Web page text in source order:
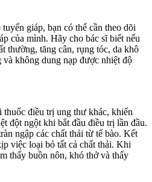
giáp, bạn có thể cần theo dõi
của mình. Hãy cho bác sĩ biết nếu
thường, tăng cân, rụng tóc, da khô
không dung nạp được nhiệt độ
điều trị ung thư khác, khiến
đột ngột khi bắt đầu điều trị lần đầu.
ngập các chất thải từ tế bào. Kết
việc loại bỏ tất cả chất thải. Khi
thấy buồn nôn, khó thở và thấy